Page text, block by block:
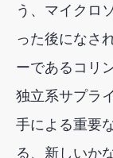
う、マイクロ
った後になさ
ーであるコリ
独立系サプラ
手による重要
る、新しいか